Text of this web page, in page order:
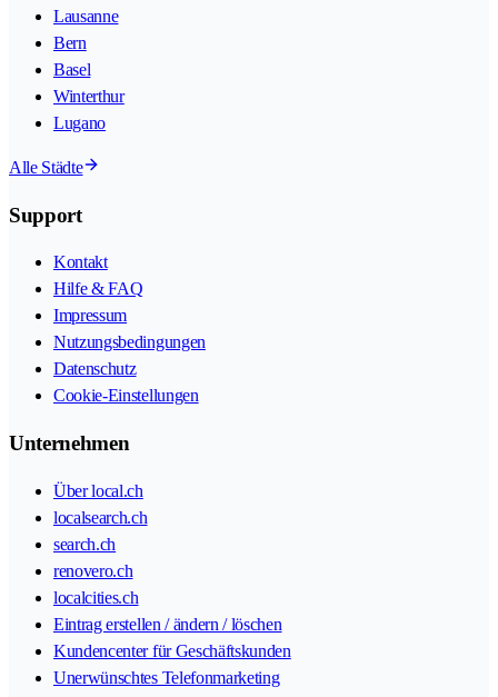
Lausanne
Bern
Basel
Winterthur
Lugano
Alle Städte
Support
Kontakt
Hilfe & FAQ
Impressum
Nutzungsbedingungen
Datenschutz
Cookie-Einstellungen
Unternehmen
Über local.ch
localsearch.ch
search.ch
renovero.ch
localcities.ch
Eintrag erstellen / ändern / löschen
Kundencenter für Geschäftskunden
Unerwünschtes Telefonmarketing